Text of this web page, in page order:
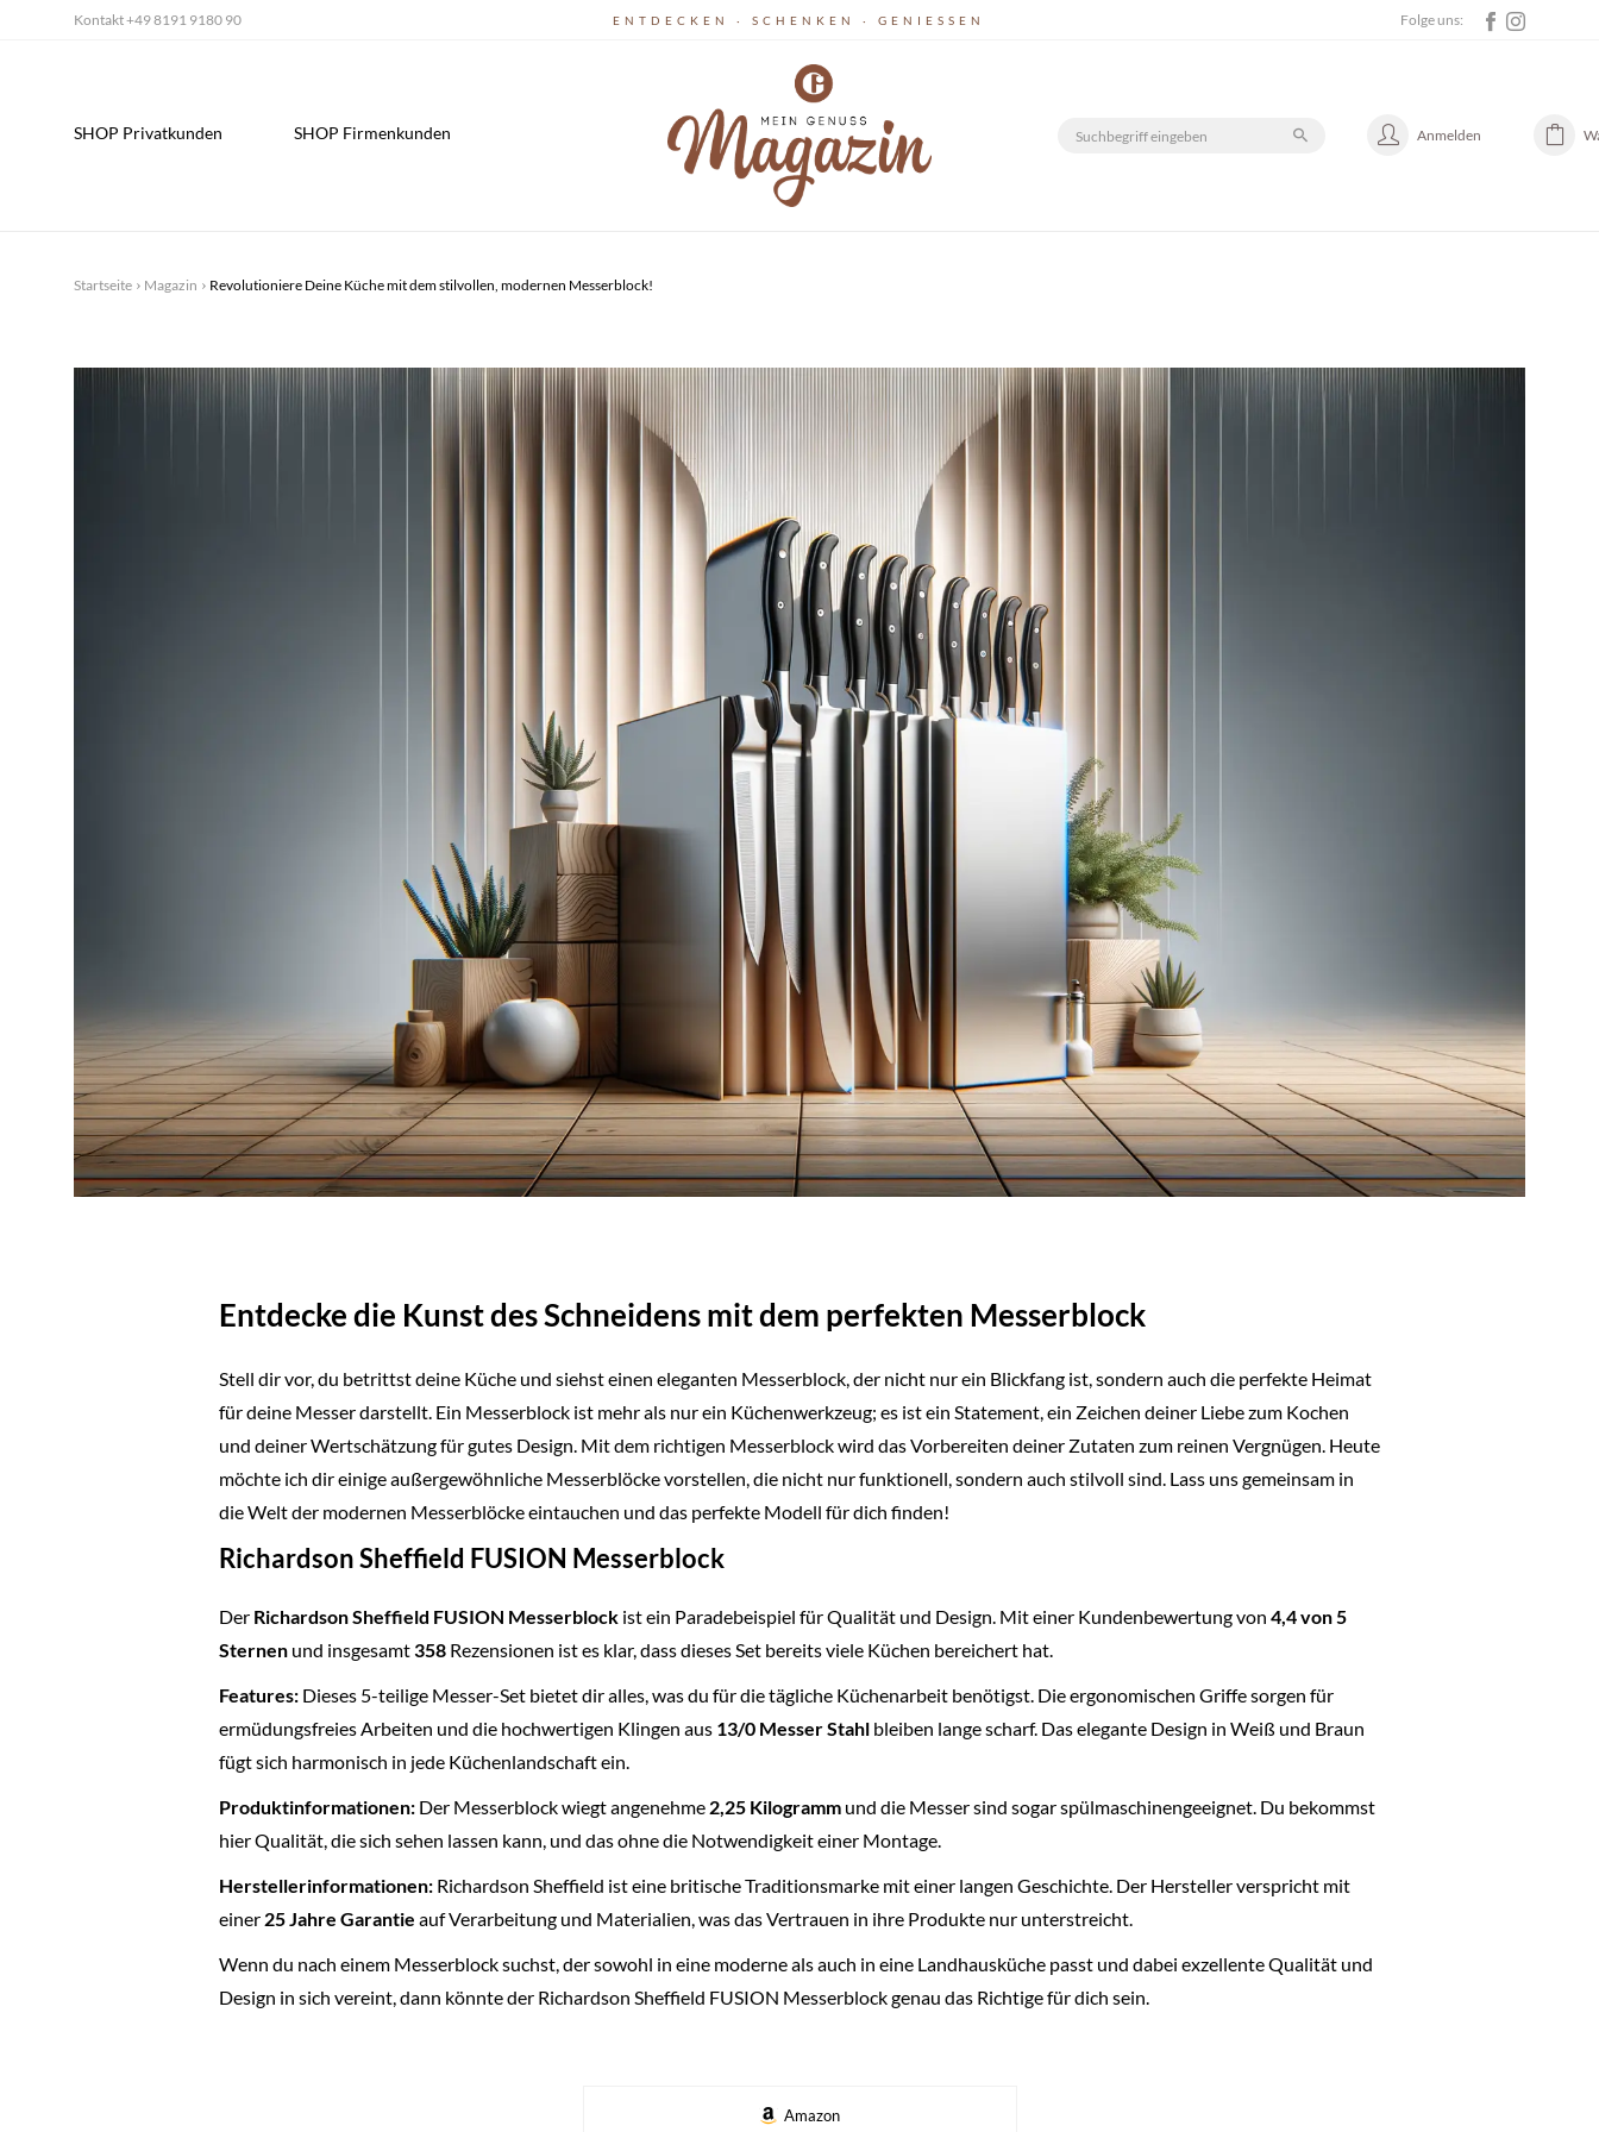
Kontakt+49 8191 9180 90 ENTDECKEN · SCHENKEN · GENIESSEN Folge uns:
SHOP Privatkunden SHOP Firmenkunden Anmelden
Startseite Magazin Revolutioniere Deine Küche mit dem stilvollen, modernen Messerblock!
Entdecke die Kunst des Schneidens mit dem perfekten Messerblock
Stell dir vor, du betrittst deine Küche und siehst einen eleganten Messerblock, der nicht nur ein Blickfang ist, sondern auch die perfekte Heimat
für deine Messer darstellt. Ein Messerblock ist mehr als nur ein Küchenwerkzeug; es ist ein Statement, ein Zeichen deiner Liebe zum Kochen
und deiner Wertschätzung für gutes Design. Mit dem richtigen Messerblock wird das Vorbereiten deiner Zutaten zum reinen Vergnügen. Heute
möchte ich dir einige außergewöhnliche Messerblöcke vorstellen, die nicht nur funktionell, sondern auch stilvoll sind. Lass uns gemeinsam in
die Welt der modernen Messerblöcke eintauchen und das perfekte Modell für dich finden!
Richardson Sheffield FUSION Messerblock
Der Richardson Sheffield FUSION Messerblock ist ein Paradebeispiel für Qualität und Design. Mit einer Kundenbewertung von 4,4 von 5
Sternen und insgesamt358 Rezensionen ist es klar, dass dieses Set bereits viele Küchen bereichert hat.
Features: Dieses 5-teilige Messer-Set bietet dir alles, was du für die tägliche Küchenarbeit benötigst. Die ergonomischen Griffe sorgen für
ermüdungsfreies Arbeiten und die hochwertigen Klingen aus 13/0 Messer Stahl bleiben lange scharf. Das elegante Design in Weiß und Braun
fügt sich harmonisch in jede Küchenlandschaft ein.
Produktinformationen: Der Messerblock wiegt angenehme 2,25 Kilogramm und die Messer sind sogar spülmaschinengeeignet. Du bekommst
hier Qualität, die sich sehen lassen kann, und das ohne die Notwendigkeit einer Montage.
Herstellerinformationen: Richardson Sheffield ist eine britische Traditionsmarke mit einer langen Geschichte. Der Hersteller verspricht mit
einer 25 Jahre Garantie auf Verarbeitung und Materialien, was das Vertrauen in ihre Produkte nur unterstreicht.
Wenn du nach einem Messerblock suchst, der sowohl in eine moderne als auch in eine Landhausküche passt und dabei exzellente Qualität und
Design in sich vereint, dann könnte der Richardson Sheffield FUSION Messerblock genau das Richtige für dich sein.
Amazon